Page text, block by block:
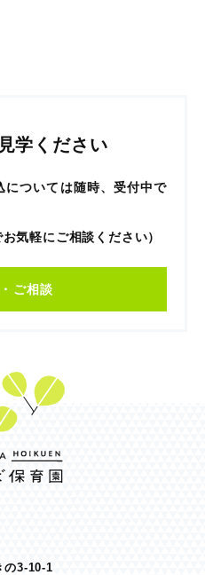
学ください
については随時、受付中で
気軽にご相談ください）
ご相談
の3-10-1